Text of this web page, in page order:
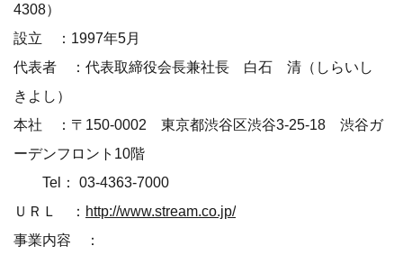
4308）
設立 ：1997年5月
代表者 ：代表取締役会長兼社長 白石 清（しらいし
きよし）
本社 ：〒150-0002 東京都渋谷区渋谷3-25-18 渋谷ガ
ーデンフロント10階
Tel： 03-4363-7000
ＵＲＬ ： http://www.stream.co.jp/
事業内容 ：